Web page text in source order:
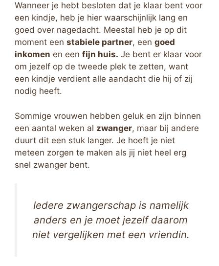
Wanneer je hebt besloten dat je klaar bent voor
een kindje, heb je hier waarschijnlijk lang en
goed over nagedacht. Meestal heb je op dit
moment een stabiele partner, een goed
inkomen en een fijn huis. Je bent er klaar voor
om jezelf op de tweede plek te zetten, want
een kindje verdient alle aandacht die hij of zij
nodig heeft.
Sommige vrouwen hebben geluk en zijn binnen
een aantal weken al zwanger, maar bij andere
duurt dit een stuk langer. Je hoeft je niet
meteen zorgen te maken als jij niet heel erg
snel zwanger bent.
Iedere zwangerschap is namelijk
anders en je moet jezelf daarom
niet vergelijken met een vriendin.